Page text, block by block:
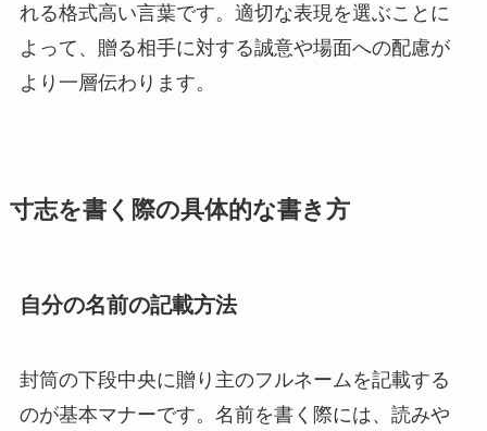
れる格式高い言葉です。適切な表現を選ぶことに
よって、贈る相手に対する誠意や場面への配慮が
より一層伝わります。
寸志を書く際の具体的な書き方
自分の名前の記載方法
封筒の下段中央に贈り主のフルネームを記載する
のが基本マナーです。名前を書く際には、読みや